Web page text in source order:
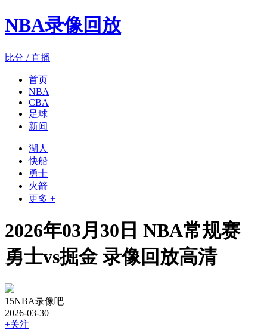
NBA录像回放
比分 / 直播
首页
NBA
CBA
足球
新闻
湖人
快船
勇士
火箭
更多 +
2026年03月30日 NBA常规赛
勇士vs掘金 录像回放高清
15NBA录像吧
2026-03-30
+关注